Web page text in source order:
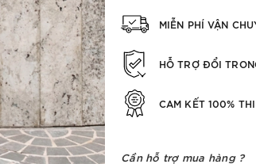
MIỄN PHÍ VẬN
HỖ TRỢ ĐỔI
CAM KẾT 100%
Cần hỗ trợ mua hàng ?